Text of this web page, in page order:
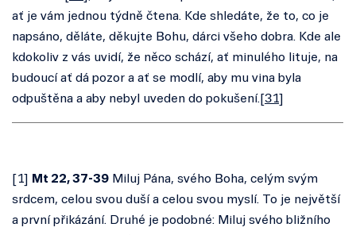
ať je vám jednou týdně čtena. Kde shledáte, že to, co je
napsáno, děláte, děkujte Bohu, dárci všeho dobra. Kde ale
kdokoliv z vás uvidí, že něco schází, ať minulého lituje, na
budoucí ať dá pozor a ať se modlí, aby mu vina byla
odpuštěna a aby nebyl uveden do pokušení.[ 31
1 Mt 22, 37-39 Miluj Pána, svého Boha, celým svým
srdcem, celou svou duší a celou svou myslí. To je největší
a první přikázání. Druhé je podobné: Miluj svého bližního